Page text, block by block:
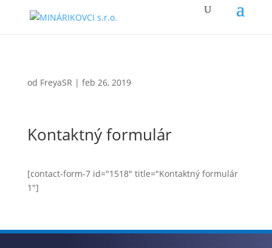
od FreyaSR | feb 26, 2019
Kontaktný formulár
[contact-form-7 id="1518" title="Kontaktný formulár
1"]